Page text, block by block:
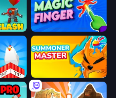
Magic Finger 3D
Summoner Master